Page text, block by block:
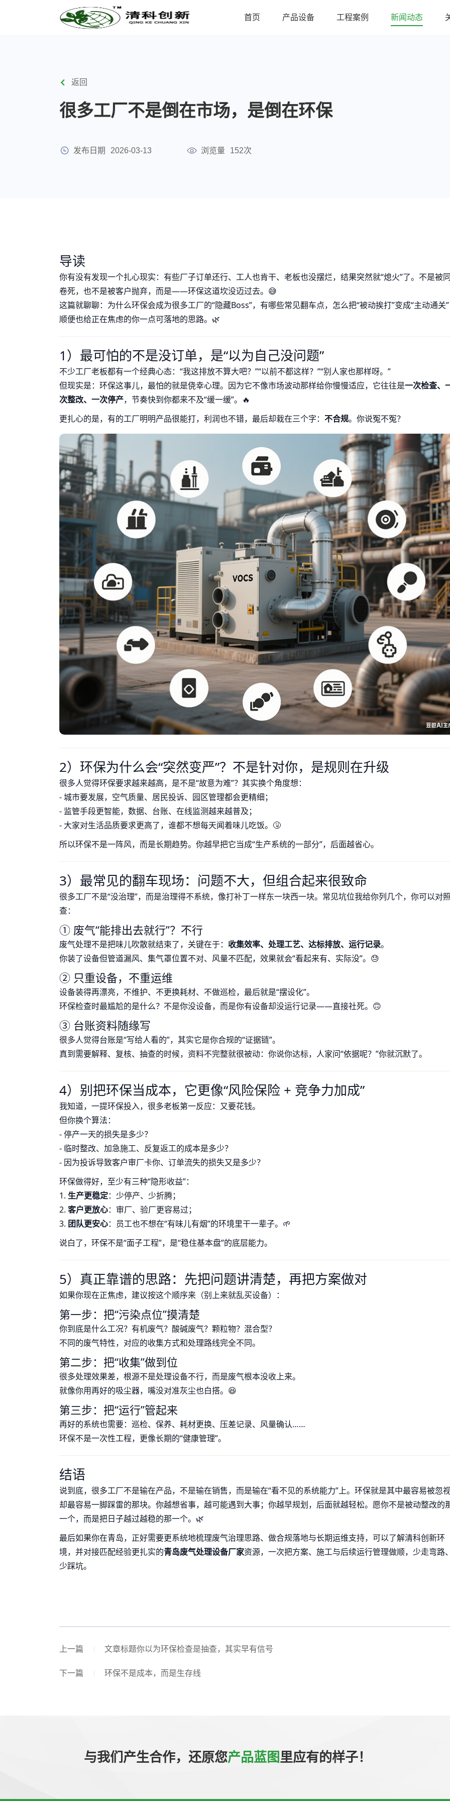
首页 产品设备 工程案例 新闻动态
返回
很多工厂不是倒在市场，是倒在环保
发布日期 2026-03-13 浏览量 152次
导读
你有没有发现一个扎心现实：有些厂子订单还行、工人也肯干、老板也没摆烂，结果突然就“熄火”了。不是被
卷死，也不是被客户抛弃，而是——环保这道坎没迈过去。😅
这篇就聊聊：为什么环保会成为很多工厂的“隐藏Boss”，有哪些常见翻车点，怎么把“被动挨打”变成“主动通关
顺便也给正在焦虑的你一点可落地的思路。🌿
1）最可怕的不是没订单，是“以为自己没问题”
不少工厂老板都有一个经典心态：“我这排放不算大吧？”“以前不都这样？”“别人家也那样呀。”
但现实是：环保这事儿，最怕的就是侥幸心理。因为它不像市场波动那样给你慢慢适应，它往往是一次检查、
次整改、一次停产，节奏快到你都来不及“缓一缓”。🔥
更扎心的是，有的工厂明明产品很能打，利润也不错，最后却栽在三个字： 不合规。你说冤不冤？
2）环保为什么会“突然变严”？不是针对你，是规则在升级
很多人觉得环保要求越来越高，是不是“故意为难”？其实换个角度想：
- 城市要发展，空气质量、居民投诉、园区管理都会更精细；
- 监管手段更智能，数据、台账、在线监测越来越普及；
- 大家对生活品质要求更高了，谁都不想每天闻着味儿吃饭。🤧
所以环保不是一阵风，而是长期趋势。你越早把它当成“生产系统的一部分”，后面越省心。
3）最常见的翻车现场：问题不大，但组合起来很致命
很多工厂不是“没治理”，而是治理得不系统，像打补丁一样东一块西一块。常见坑位我给你列几个，你可以对
查：
① 废气“能排出去就行”？不行
废气处理不是把味儿吹散就结束了，关键在于： 收集效率、处理工艺、达标排放、运行记录。
你装了设备但管道漏风、集气罩位置不对、风量不匹配，效果就会“看起来有、实际没”。😓
② 只重设备，不重运维
设备装得再漂亮，不维护、不更换耗材、不做巡检，最后就是“摆设化”。
环保检查时最尴尬的是什么？不是你没设备，而是你有设备却没运行记录——直接社死。🙃
③ 台账资料随缘写
很多人觉得台账是“写给人看的”，其实它是你合规的“证据链”。
真到需要解释、复核、抽查的时候，资料不完整就很被动：你说你达标，人家问“依据呢？”你就沉默了。
4）别把环保当成本，它更像“风险保险 + 竞争力加成”
我知道，一提环保投入，很多老板第一反应：又要花钱。
但你换个算法：
- 停产一天的损失是多少？
- 临时整改、加急施工、反复返工的成本是多少？
- 因为投诉导致客户审厂卡你、订单流失的损失又是多少？
环保做得好，至少有三种“隐形收益”：
1. 生产更稳定：少停产、少折腾；
2. 客户更放心：审厂、验厂更容易过；
3. 团队更安心：员工也不想在“有味儿有烟”的环境里干一辈子。🌱
说白了，环保不是“面子工程”，是“稳住基本盘”的底层能力。
5）真正靠谱的思路：先把问题讲清楚，再把方案做对
如果你现在正焦虑，建议按这个顺序来（别上来就乱买设备）：
第一步：把“污染点位”摸清楚
你到底是什么工况？有机废气？酸碱废气？颗粒物？混合型？
不同的废气特性，对应的收集方式和处理路线完全不同。
第二步：把“收集”做到位
很多处理效果差，根源不是处理设备不行，而是废气根本没收上来。
就像你用再好的吸尘器，嘴没对准灰尘也白搭。😆
第三步：把“运行”管起来
再好的系统也需要：巡检、保养、耗材更换、压差记录、风量确认……
环保不是一次性工程，更像长期的“健康管理”。
结语
说到底，很多工厂不是输在产品，不是输在销售，而是输在“看不见的系统能力”上。环保就是其中最容易被忽
却最容易一脚踩雷的那块。你越想省事，越可能遇到大事；你越早规划，后面就越轻松。愿你不是被动整改的
一个，而是把日子越过越稳的那一个。🌿
最后如果你在青岛，正好需要更系统地梳理废气治理思路、做合规落地与长期运维支持，可以了解清科创新环
境，并对接匹配经验更扎实的青岛废气处理设备厂家资源，一次把方案、施工与后续运行管理做顺，少走弯路
少踩坑。
上一篇 文章标题你以为环保检查是抽查，其实早有信号
下一篇 环保不是成本，而是生存线
与我们产生合作，还原您产品蓝图 里应有的样子！